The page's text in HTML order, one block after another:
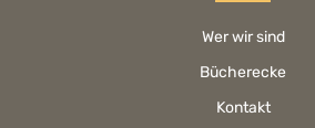
Wer wir sind
Bücherecke
Kontakt